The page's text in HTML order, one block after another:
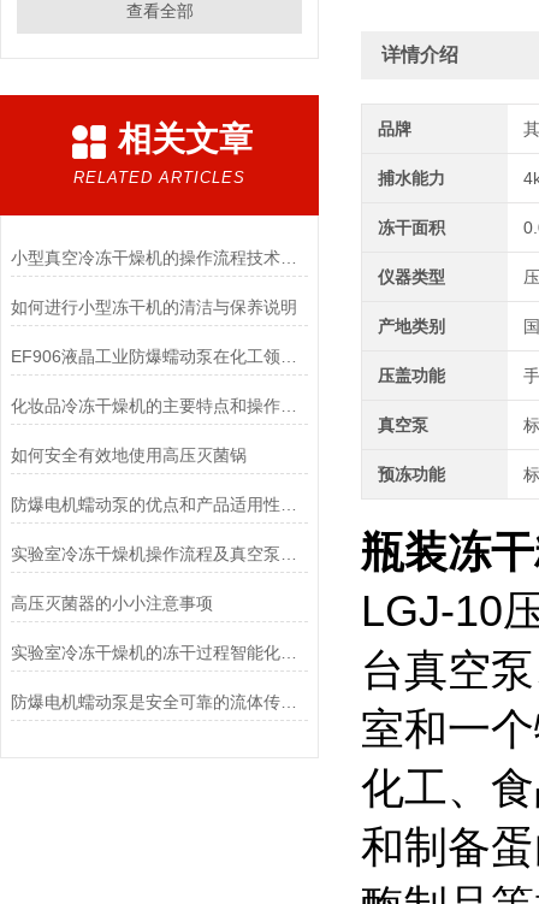
查看全部
相关文章
RELATED ARTICLES
小型真空冷冻干燥机的操作流程技术详解
如何进行小型冻干机的清洁与保养说明
化妆品冷冻干燥机的主要特点和操作管理方法介绍
如何安全有效地使用高压灭菌锅
高压灭菌器的小小注意事项
实验室冷冻干燥机的冻干过程智能化功能和基本操作流程
防爆电机蠕动泵是安全可靠的流体传送解决方案
详情介绍
品牌
捕水能力
冻干面积
仪器类型
产地类别
压盖功能
真空泵
预冻功能
瓶装冻
LGJ-10
台真空
室和一
化工、
和制备